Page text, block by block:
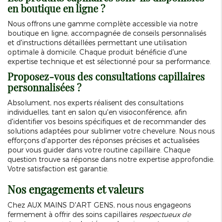
en boutique en ligne ?
Nous offrons une gamme complète accessible via notre
boutique en ligne, accompagnée de conseils personnalisés
et d'instructions détaillées permettant une utilisation
optimale à domicile. Chaque produit bénéficie d'une
expertise technique et est sélectionné pour sa performance.
Proposez-vous des consultations capillaires
personnalisées ?
Absolument, nos experts réalisent des consultations
individuelles, tant en salon qu'en visioconférence, afin
d'identifier vos besoins spécifiques et de recommander des
solutions adaptées pour sublimer votre chevelure. Nous nous
efforçons d'apporter des réponses précises et actualisées
pour vous guider dans votre routine capillaire. Chaque
question trouve sa réponse dans notre expertise approfondie.
Votre satisfaction est garantie.
Nos engagements et valeurs
Chez AUX MAINS D'ART GENS, nous nous engageons
fermement à offrir des soins capillaires respectueux de